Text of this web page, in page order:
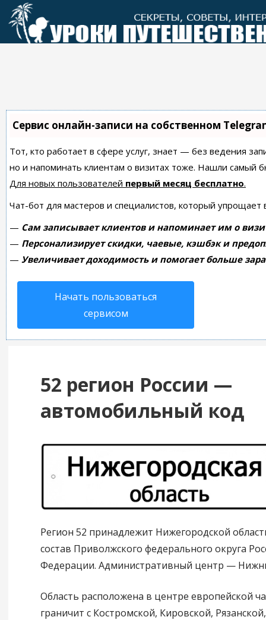
Перейти
контенту
Сервис онлайн-записи на собственном
Тот, кто работает в сфере услуг, знает — без ведения
но и напоминать клиентам о визитах тоже. Нашли самый
Для новых пользователей первый месяц бесплатно.
Чат-бот для мастеров и специалистов, который упрощает
— Сам записывает клиентов и напоминает им о
— Персонализирует скидки, чаевые, кэшбэк и
— Увеличивает доходимость и помогает больше
Начать пользоваться
сервисом
52 регион России —
автомобильный код
Регион 52 принадлежит Нижегородской
состав Приволжского федерального округа
Федерации. Административный центр —
Область расположена в центре европейской
граничит с Костромской, Кировской,